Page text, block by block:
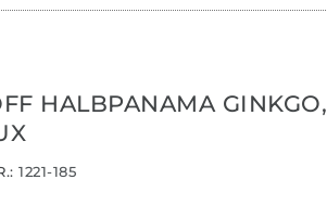
HALBPANAMA GINKGO,
1221-185